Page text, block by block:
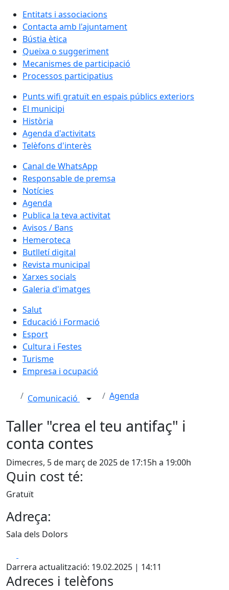
Entitats i associacions
Contacta amb l'ajuntament
Bústia ètica
Queixa o suggeriment
Mecanismes de participació
Processos participatius
Punts wifi gratuït en espais públics exteriors
El municipi
Història
Agenda d'activitats
Telèfons d'interès
Canal de WhatsApp
Responsable de premsa
Notícies
Agenda
Publica la teva activitat
Avisos / Bans
Hemeroteca
Butlletí digital
Revista municipal
Xarxes socials
Galeria d'imatges
Salut
Educació i Formació
Esport
Cultura i Festes
Turisme
Empresa i ocupació
Comunicació Agenda
Taller "crea el teu antifaç" i
conta contes
Dimecres, 5 de març de 2025 de 17:15h a 19:00h
Quin cost té:
Gratuït
Adreça:
Sala dels Dolors
Darrera actualització: 19.02.2025 | 14:11
Adreces i telèfons